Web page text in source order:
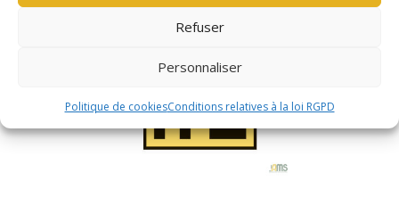
Refuser
Personnaliser
Politique de cookiesConditions relatives à la loi RGPD